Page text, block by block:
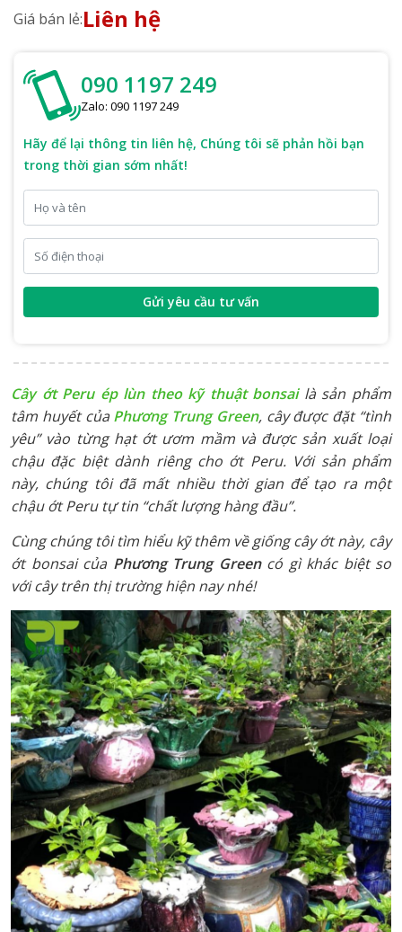
Giá bán lẻ:Liên hệ
090 1197 249
Zalo: 090 1197 249
Hãy để lại thông tin liên hệ, Chúng tôi sẽ phản hồi bạn
trong thời gian sớm nhất!
Gửi yêu cầu tư vấn
Cây ớt Peru ép lùn theo kỹ thuật bonsai là sản phẩm
tâm huyết củaPhương Trung Green, cây được đặt “tình
yêu” vào từng hạt ớt ươm mầm và được sản xuất loại
chậu đặc biệt dành riêng cho ớt Peru. Với sản phẩm
này, chúng tôi đã mất nhiều thời gian để tạo ra một
chậu ớt Peru tự tin “chất lượng hàng đầu”.
Cùng chúng tôi tìm hiểu kỹ thêm về giống cây ớt này, cây
ớt bonsai của Phương Trung Greencó gì khác biệt so
với cây trên thị trường hiện nay nhé!